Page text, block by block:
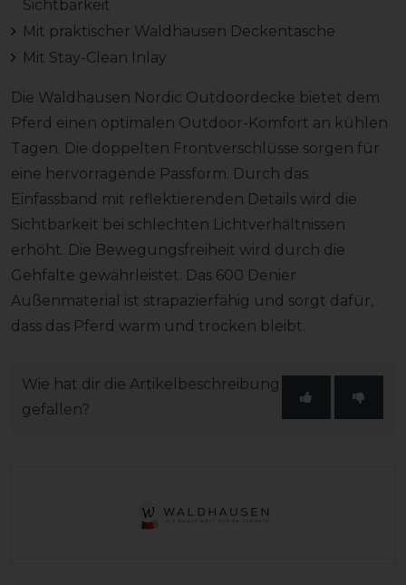
Sichtbarkeit
Mit praktischer Waldhausen Deckentasche
Mit Stay-Clean Inlay
Die Waldhausen Nordic Outdoordecke bietet dem
Pferd einen optimalen Outdoor-Komfort an kühlen
Tagen. Die doppelten Frontverschlüsse sorgen für
eine hervorragende Passform. Durch das
Einfassband mit reflektierenden Details wird die
Sichtbarkeit bei schlechten Lichtverhältnissen
erhöht. Die Bewegungsfreiheit wird durch die
Gehfalte gewährleistet. Das 600 Denier
Außenmaterial ist strapazierfähig und sorgt dafür,
dass das Pferd warm und trocken bleibt.
Wie hat dir die Artikelbeschreibung
gefallen?